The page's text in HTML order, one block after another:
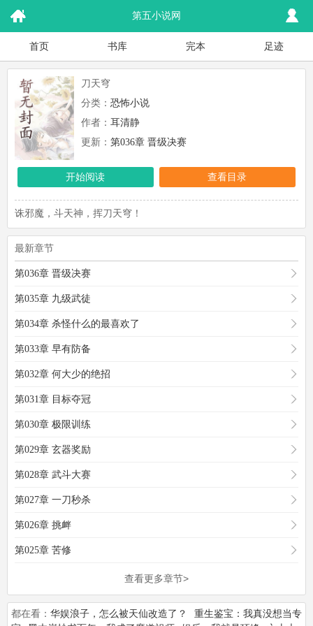
第五小说网
首页 书库 完本 足迹
刀天穹
分类：恐怖小说
作者：耳清静
更新：第036章 晋级决赛
开始阅读 查看目录
诛邪魔，斗天神，挥刀天穹！
最新章节
第036章 晋级决赛
第035章 九级武徒
第034章 杀怪什么的最喜欢了
第033章 早有防备
第032章 何大少的绝招
第031章 目标夺冠
第030章 极限训练
第029章 玄器奖励
第028章 武斗大赛
第027章 一刀秒杀
第026章 挑衅
第025章 苦修
查看更多章节>
都在看： 华娱浪子，怎么被天仙改造了？
重生鉴宝：我真没想当专